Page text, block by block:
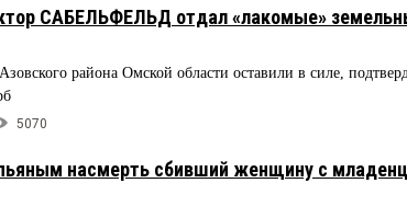
САБЕЛЬФЕЛЬД отдал «лакомые»
района Омской области оставили в силе,
5070
насмерть сбивший женщину с